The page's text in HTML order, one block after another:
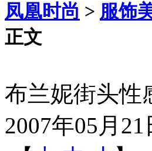
凤凰时尚 > 服饰
正文
布兰妮街头性
2007年05月21